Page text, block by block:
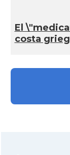
El
costa